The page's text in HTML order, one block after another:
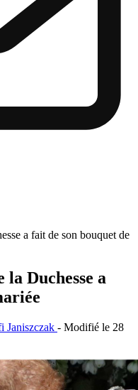
a fait de son bouquet de
Duchesse a
Janiszczak - Modifié le 28